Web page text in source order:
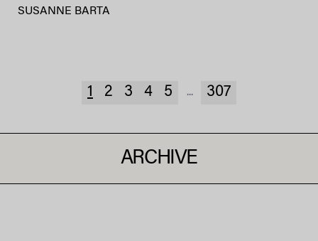
SUSANNE BARTA
1 2 3 4 5 ... 307
ARCHIVE